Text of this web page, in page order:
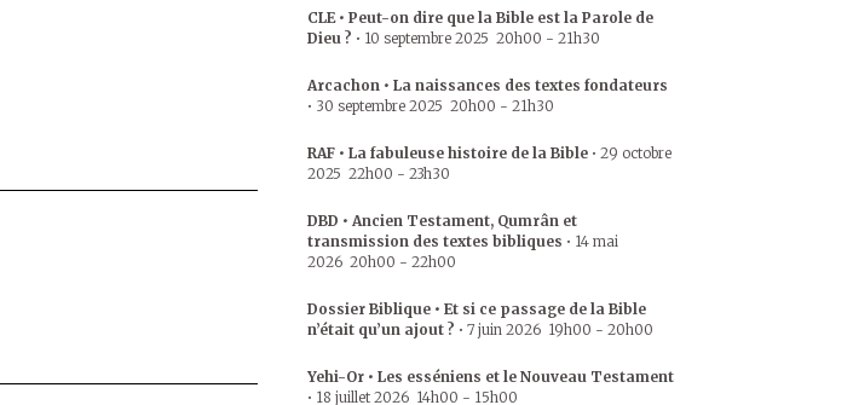
CLE • Peut-on dire que la Bible est la Parole de
Dieu ? • 10 septembre 2025 20h00 - 21h30
Arcachon • La naissances des textes fondateurs
• 30 septembre 2025 20h00 - 21h30
RAF • La fabuleuse histoire de la Bible • 29 octobre
2025 22h00 - 23h30
DBD • Ancien Testament, Qumrân et
transmission des textes bibliques • 14 mai
2026 20h00 - 22h00
Dossier Biblique • Et si ce passage de la Bible
n’était qu’un ajout ? • 7 juin 2026 19h00 - 20h00
Yehi-Or • Les esséniens et le Nouveau Testament
• 18 juillet 2026 14h00 - 15h00